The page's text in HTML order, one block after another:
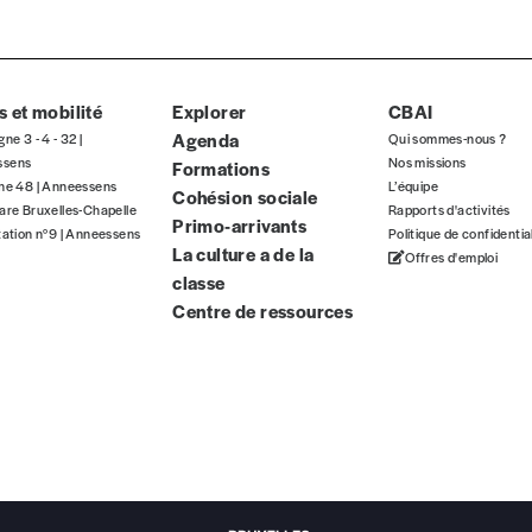
papier ou numérique.
BE34 0010 7305 2190avec en communication le numéro
moment, même après avoir reçu plusieurs numéros. Ce
et mobilité
3 - 4 - 32 |
48 | Anneessens
Bruxelles-Chapelle
n°9 | Anneessens
Explorer
Agenda
Formations
Cohésion sociale
Primo-arrivants
La culture a de la
classe
Centre de ressources
CBAI
Qui sommes-nous ?
Nos missions
L’équipe
Rapports d'activités
Politique de
Offres d'emploi